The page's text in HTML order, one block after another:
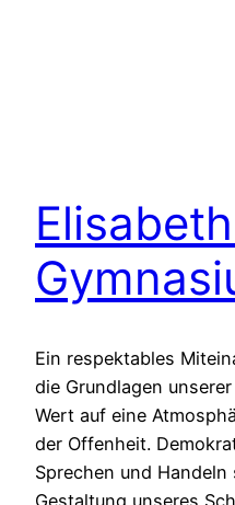
Ein respektables
die Grundlagen
Wert auf eine
der Offenheit.
Sprechen und